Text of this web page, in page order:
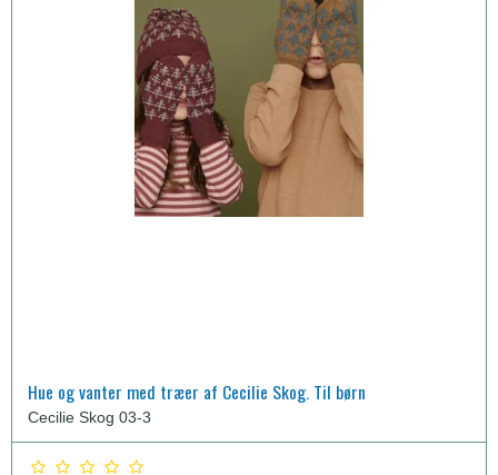
Hue og vanter med træer af Cecilie Skog. Til børn
Cecilie Skog 03-3